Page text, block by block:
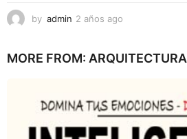
by admin 2 años ago
o
o
MORE FROM: ARQUITECTURA